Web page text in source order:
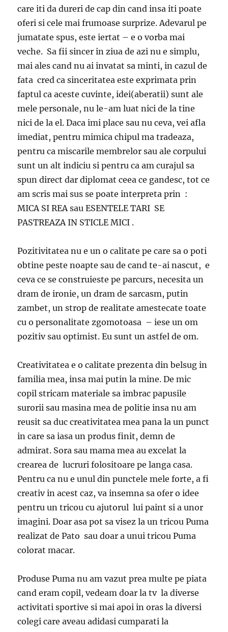
care iti da dureri de cap din cand insa iti poate
oferi si cele mai frumoase surprize. Adevarul pe
jumatate spus, este iertat – e o vorba mai
veche. Sa fii sincer in ziua de azi nu e simplu,
mai ales cand nu ai invatat sa minti, in cazul de
fata cred ca sinceritatea este exprimata prin
faptul ca aceste cuvinte, idei(aberatii) sunt ale
mele personale, nu le-am luat nici de la tine
nici de la el. Daca imi place sau nu ceva, vei afla
imediat, pentru mimica chipul ma tradeaza,
pentru ca miscarile membrelor sau ale corpului
sunt un alt indiciu si pentru ca am curajul sa
spun direct dar diplomat ceea ce gandesc, tot ce
am scris mai sus se poate interpreta prin :
MICA SI REA sau ESENTELE TARI SE
PASTREAZA IN STICLE MICI .
Pozitivitatea nu e un o calitate pe care sa o poti
obtine peste noapte sau de cand te-ai nascut, e
ceva ce se construieste pe parcurs, necesita un
dram de ironie, un dram de sarcasm, putin
zambet, un strop de realitate amestecate toate
cu o personalitate zgomotoasa – iese un om
pozitiv sau optimist. Eu sunt un astfel de om.
Creativitatea e o calitate prezenta din belsug in
familia mea, insa mai putin la mine. De mic
copil stricam materiale sa imbrac papusile
surorii sau masina mea de politie insa nu am
reusit sa duc creativitatea mea pana la un punct
in care sa iasa un produs finit, demn de
admirat. Sora sau mama mea au excelat la
crearea de lucruri folositoare pe langa casa.
Pentru ca nu e unul din punctele mele forte, a fi
creativ in acest caz, va insemna sa ofer o idee
pentru un tricou cu ajutorul lui paint si a unor
imagini. Doar asa pot sa visez la un tricou Puma
realizat de Pato sau doar a unui tricou Puma
colorat macar.
Produse Puma nu am vazut prea multe pe piata
cand eram copil, vedeam doar la tv la diverse
activitati sportive si mai apoi in oras la diversi
colegi care aveau adidasi cumparati la